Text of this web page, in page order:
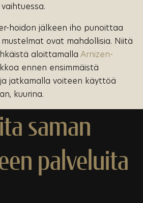
hoidon jälkeen iho punoittaa
ovat mahdollisia. Niitä
aloittamalla Arnizen-
ennen ensimmäistä
jatkamalla voiteen käyttöä
kuurina.
saman
palveluita